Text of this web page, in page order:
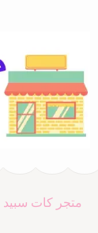
المحتوى
(اضغط
Enter)
متجر كات سبيد